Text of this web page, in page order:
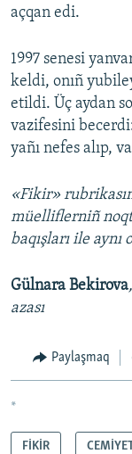
açqan edi.
1997 senesi
keldi, onıñ
etildi. Üç aydan
vazifesini
yañı nefes alıp,
«Fikir»
müelliflerniñ
baqışları ile
Gülnara Bekirova
azası
Paylaşmaq
*
FİKİR